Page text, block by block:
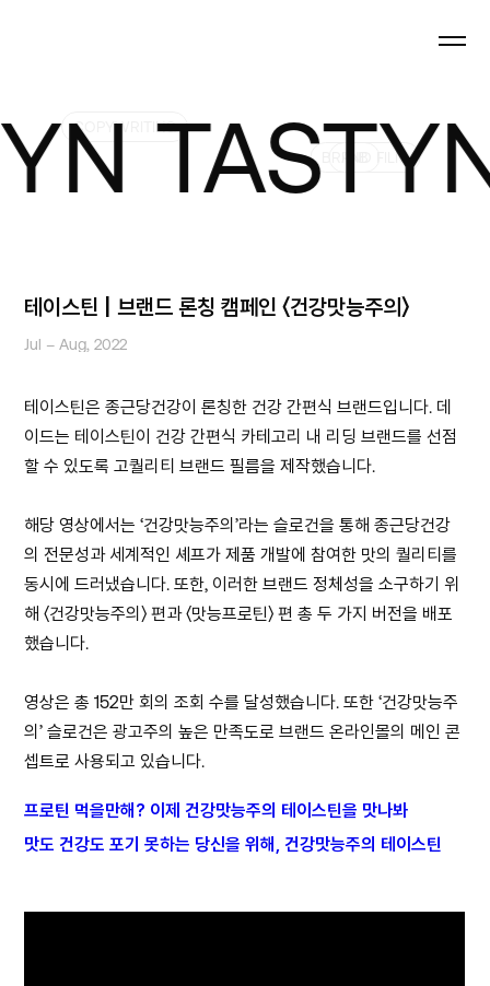
BRAND FILM
COPYWRITING
테이스틴 | 브랜드 론칭 캠페인 〈건강맛능주의〉
Jul – Aug, 2022
테이스틴은 종근당건강이 론칭한 건강 간편식 브랜드입니다. 데
이드는 테이스틴이 건강 간편식 카테고리 내 리딩 브랜드를 선점
할 수 있도록 고퀄리티 브랜드 필름을 제작했습니다.
해당 영상에서는 ‘건강맛능주의’라는 슬로건을 통해 종근당건강
의 전문성과 세계적인 셰프가 제품 개발에 참여한 맛의 퀄리티를
동시에 드러냈습니다. 또한, 이러한 브랜드 정체성을 소구하기 위
해 〈건강맛능주의〉 편과 〈맛능프로틴〉 편 총 두 가지 버전을 배포
했습니다.
영상은 총 152만 회의 조회 수를 달성했습니다. 또한 ‘건강맛능주
의’ 슬로건은 광고주의 높은 만족도로 브랜드 온라인몰의 메인 콘
셉트로 사용되고 있습니다.
프로틴 먹을만해? 이제 건강맛능주의 테이스틴을 맛나봐
맛도 건강도 포기 못하는 당신을 위해, 건강맛능주의 테이스틴